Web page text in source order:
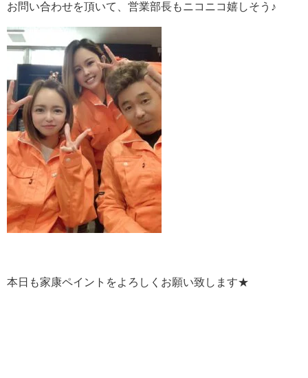
お問い合わせを頂いて、営業部長もニコニコ嬉しそう♪
本日も家康ペイントをよろしくお願い致します★